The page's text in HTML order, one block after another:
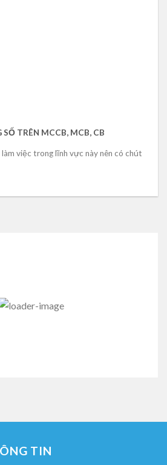
TRÊN MCCB, MCB, CB
việc trong lĩnh vực này nên có chút
TIN